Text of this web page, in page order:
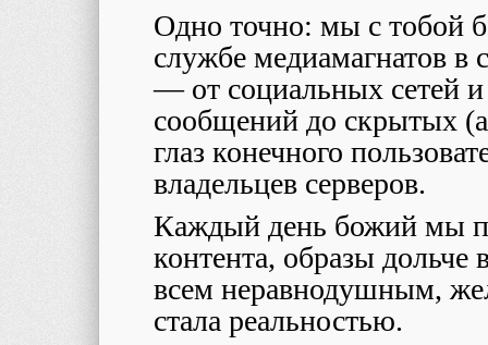
Одно точно: мы с тобой
службе медиамагнатов в
— от социальных сетей
сообщений до скрытых
глаз конечного
владельцев серверов.
Каждый день божий мы
контента, образы
всем неравнодушным,
стала реальностью.